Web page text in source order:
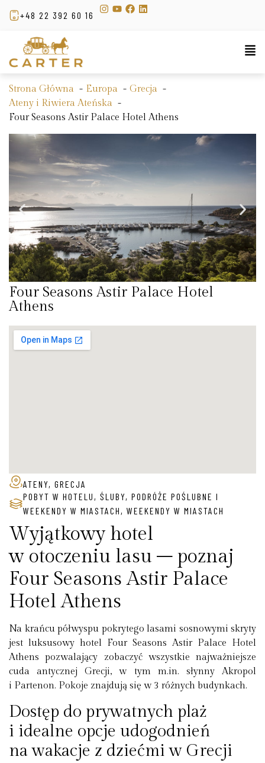
+48 22 392 60 16
Strona Główna Europa
Grecja
Ateny i Riwiera Ateńska
Four Seasons Astir Palace Hotel Athens
Four Seasons Astir Palace Hotel
Athens
ATENY, GRECJA
POBYT W HOTELU , ŚLUBY, PODRÓŻE POŚLUBNE I
WEEKENDY W MIASTACH , WEEKENDY W MIASTACH
Wyjątkowy hotel
w otoczeniu lasu – poznaj
Four Seasons Astir Palace
Hotel Athens
Na krańcu półwyspu pokrytego lasami sosnowymi skryty
jest luksusowy hotel Four Seasons Astir Palace Hotel
Athens pozwalający zobaczyć wszystkie najważniejsze
cuda antycznej Grecji, w tym m.in. słynny Akropol
i Partenon. Pokoje znajdują się w 3 różnych budynkach.
Dostęp do prywatnych plaż
i idealne opcje udogodnień
na wakacje z dziećmi w Grecji